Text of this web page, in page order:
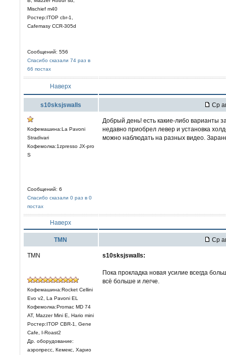
Mischief m40
Ростер:ITOP cbr-1,
Cafemasy CCR-305d
Сообщений: 556
Спасибо сказали 74 раз в
66 постах
Наверх
s10sksjswalls Ср
Кофемашина:La Pavoni
Stradivari
Кофемолка:1zpresso JX-pro
S
Сообщений: 6
Спасибо сказали 0 раз в 0
постах
Добрый день! есть какие-либо варианты
недавно приобрел левер и установка
можно наблюдать на разных видео.
Наверх
TMN Ср
TMN
Кофемашина:Rocket Cellini
Evo v2, La Pavoni EL
Кофемолка:Promac MD 74
AT, Mazzer Mini E, Hario mini
Ростер:ITOP CBR-1, Gene
Cafe, I-Roast2
Др. оборудование:
аэропресс, Кемекс, Харио
s10sksjswalls:
Пока прокладка новая усилие всегда
всё больше и легче.